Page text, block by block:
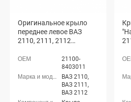
Оригинальное крыло
переднее левое ВАЗ
2110, 2111, 2112
21100-
8403011
ВАЗ 2110,
ВАЗ 2111,
ВАЗ 2112